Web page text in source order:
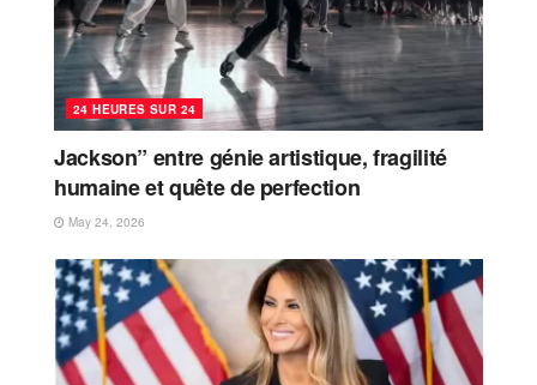
24 HEURES SUR 24
Jackson” entre génie artistique, fragilité
humaine et quête de perfection
May 24, 2026